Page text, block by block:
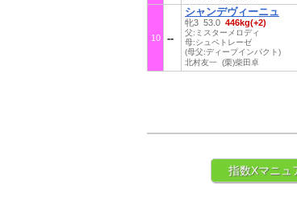
10
シャンデヴィーニュ
牝3 53.0 446kg(+2)
父:ミスターメロディ
母:シュペトレーゼ
(母父:ディープインパクト)
北村友一 (栗)柴田卓
指数Xマニュ